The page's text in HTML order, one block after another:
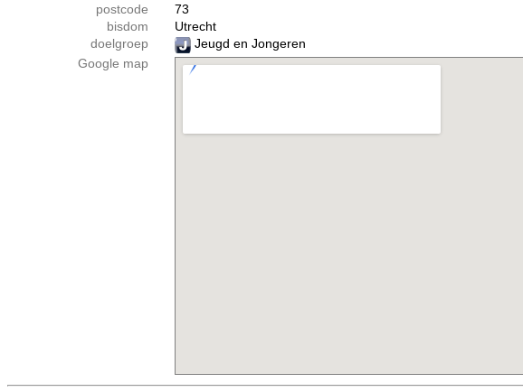
postcode
73
bisdom
Utrecht
doelgroep
Jeugd en Jongeren
Google map